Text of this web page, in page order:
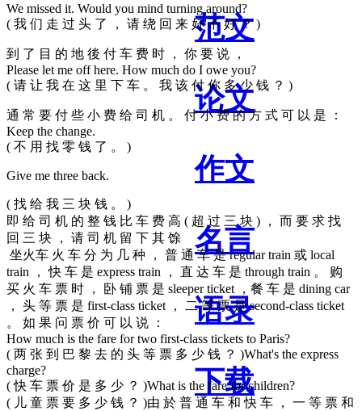
范文
论文
作文
名言
语录
下载
We missed it. Would you mind turning around?
( 我 们 走 过 头 了 ， 请 绕 回 来 好 不 好 ？ )
到 了 目 的 地 後 付 车 费 时 ， 你 要 说 ，
Please let me off here. How much do I owe you?
( 请 让 我 在 这 里 下 车 。 我 该 付 你 多 少 钱 ？ )
通 常 要 付 些 小 费 给 司 机 。 付 小 费 的 方 式 可 以 是 ：
Keep the change.
( 不 用 找 零 钱 了 。 )
Give me three back.
( 找 给 我 三 块 钱 。 )
即 给 司 机 的 整 钱 比 车 费 高 ( 超 过 三 块 ) ， 而 要 求 找
回 三 块 ， 请 司 机 留 下 其 馀
坐火车 火 车 分 为 几 种 ， 普 通 车 是 regular train 或 local
train ， 快 车 是 express train ， 直 达 车 是 through train 。 购
买 火 车 票 时 ， 卧 铺 票 是 sleeper ticket ，餐 车 是 dining car
， 头 等 票 是 first-class ticket ， 二 等 票 是 second-class ticket
。 如 果 问 票 价 可 以 说 ：
How much is the fare for two first-class tickets to Paris?
( 两 张 到 巴 黎 去 的 头 等 票 多 少 钱 ？ )What's the express
charge?
( 快 车 票 价 是 多 少 ？ )What is the fare for children?
( 儿 童 票 要 多 少 钱 ？ )由 於 普 通 车 和 快 车 ， 一 等 票 和